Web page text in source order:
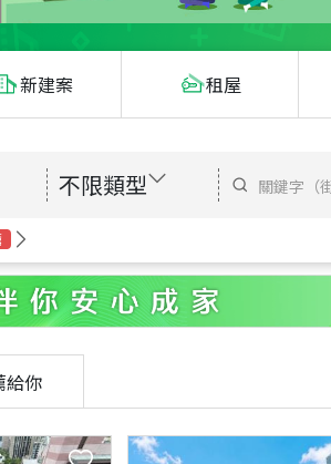
新建案 租屋
不限類型
給你